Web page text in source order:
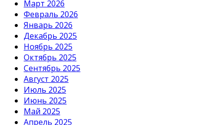
Март 2026
Февраль 2026
Январь 2026
Декабрь 2025
Ноябрь 2025
Октябрь 2025
Сентябрь 2025
Август 2025
Июль 2025
Июнь 2025
Май 2025
Апрель 2025